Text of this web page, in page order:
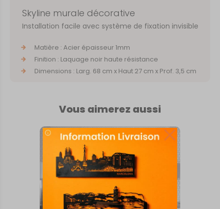
Skyline murale décorative
Installation facile avec système de fixation invisible
Matière : Acier épaisseur 1mm
Finition : Laquage noir haute résistance
Dimensions : Larg. 68 cm x Haut 27 cm x Prof. 3,5 cm
Vous aimerez aussi